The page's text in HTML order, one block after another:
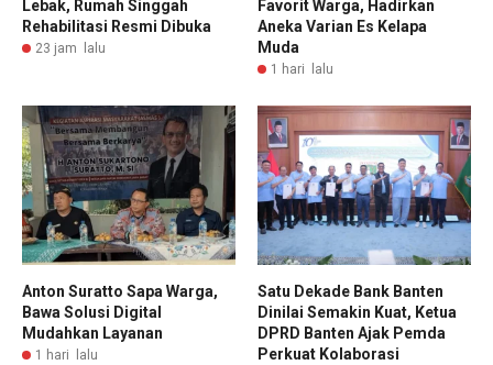
Lebak, Rumah Singgah
Rehabilitasi Resmi Dibuka
23 jam lalu
Favorit Warga, Hadirkan
Aneka Varian Es Kelapa
Muda
1 hari lalu
Anton Suratto Sapa Warga,
Bawa Solusi Digital
Mudahkan Layanan
1 hari lalu
Satu Dekade Bank Banten
Dinilai Semakin Kuat, Ketua
DPRD Banten Ajak Pemda
Perkuat Kolaborasi